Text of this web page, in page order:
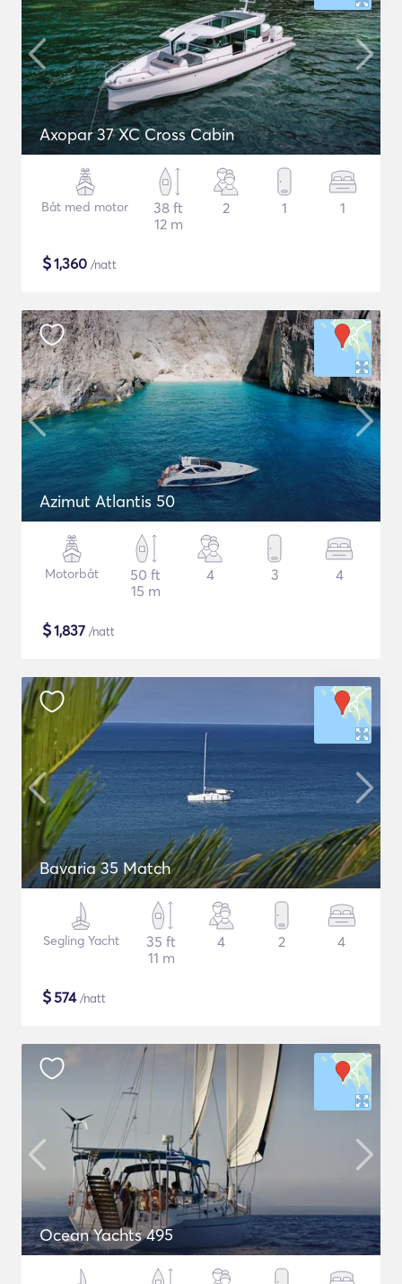
Axopar 37 XC Cross Cabin
Båt med motor
38 ft
12 m
2 1 1
$1,360 /natt
Azimut Atlantis 50
Motorbåt
50 ft
15 m
4 3 4
$1,837 /natt
Bavaria 35 Match
Segling Yacht
35 ft
11 m
4 2 4
$574/natt
Ocean Yachts 495